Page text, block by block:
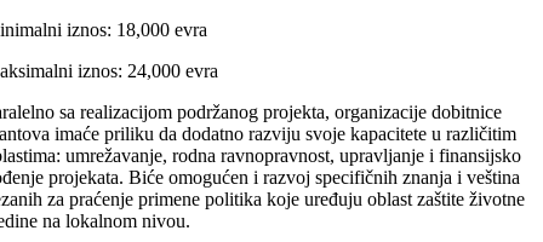
iznos: 18,000 evra
iznos: 24,000 evra
sa realizacijom podržanog projekta, organizacije dobitnice
imaće priliku da dodatno razviju svoje kapacitete u različitim
umrežavanje, rodna ravnopravnost, upravljanje i finansijsko
projekata. Biće omogućen i razvoj specifičnih znanja i veština
za praćenje primene politika koje uređuju oblast zaštite životne
na lokalnom nivou.